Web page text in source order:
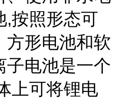
,按照形态可
方形电池和软
子电池是一个
上可将锂电